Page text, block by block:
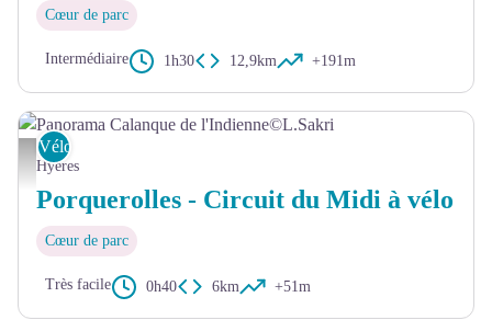
Cœur de parc
Intermédiaire 1h30 12,9km +191m
Panorama Calanque de l'Indienne©L.Sakri - Léo Sakri
Vélo
Hyères
Porquerolles - Circuit du Midi à vélo
Cœur de parc
Très facile 0h40 6km +51m